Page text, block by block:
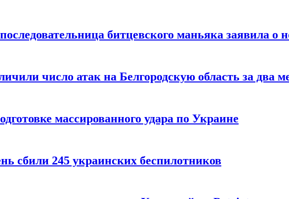
битцевского маньяка заявила о
число атак на Белгородскую область за два
массированного удара по Украине
сбили 245 украинских беспилотников